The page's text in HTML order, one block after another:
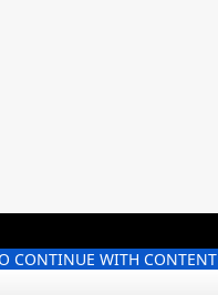
CONTINUE WITH CONTENT